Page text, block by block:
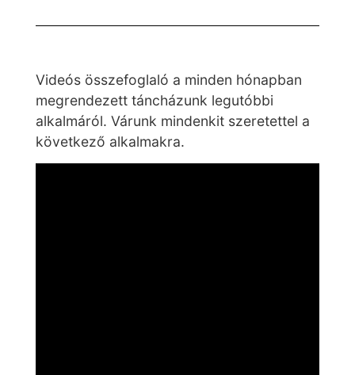
Videós összefoglaló a minden hónapban
megrendezett táncházunk legutóbbi
alkalmáról. Várunk mindenkit szeretettel a
következő alkalmakra.